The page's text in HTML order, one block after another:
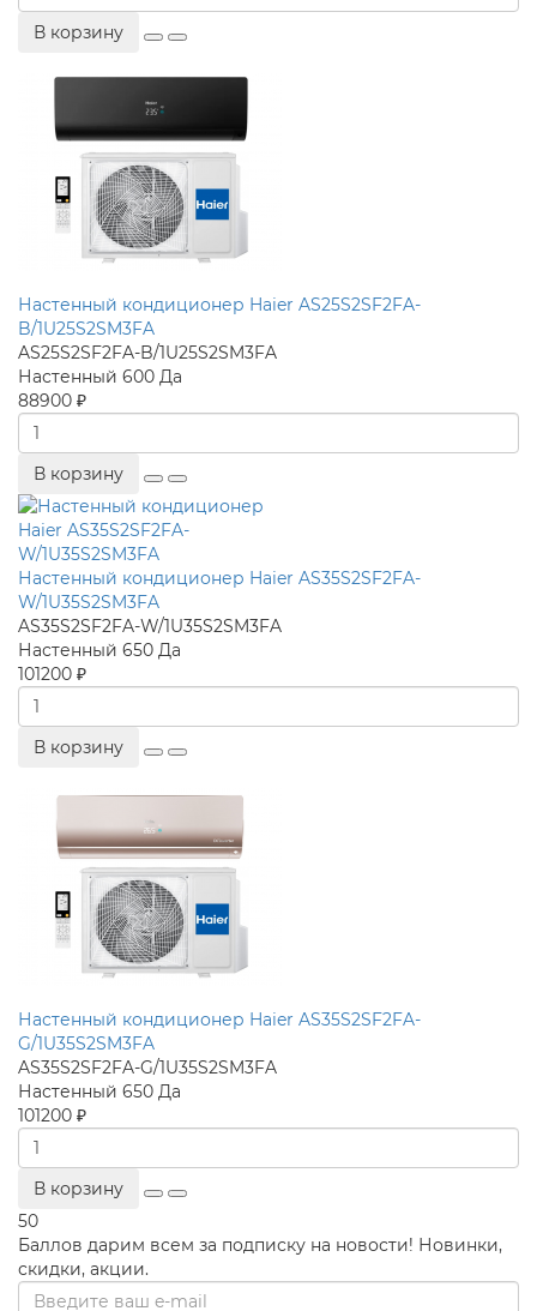
В корзину
Настенный кондиционер Haier AS25S2SF2FA-
B/1U25S2SM3FA
AS25S2SF2FA-B/1U25S2SM3FA
Настенный 600 Да
88900 ₽
В корзину
Настенный кондиционер Haier AS35S2SF2FA-
W/1U35S2SM3FA
AS35S2SF2FA-W/1U35S2SM3FA
Настенный 650 Да
101200 ₽
В корзину
Настенный кондиционер Haier AS35S2SF2FA-
G/1U35S2SM3FA
AS35S2SF2FA-G/1U35S2SM3FA
Настенный 650 Да
101200 ₽
В корзину
50
Баллов дарим всем за подписку на новости! Новинки,
скидки, акции.